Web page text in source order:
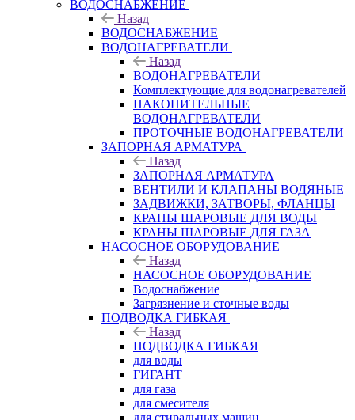
ВОДОСНАБЖЕНИЕ
Назад
ВОДОСНАБЖЕНИЕ
ВОДОНАГРЕВАТЕЛИ
Назад
ВОДОНАГРЕВАТЕЛИ
Комплектующие для водонагревателей
НАКОПИТЕЛЬНЫЕ
ВОДОНАГРЕВАТЕЛИ
ПРОТОЧНЫЕ ВОДОНАГРЕВАТЕЛИ
ЗАПОРНАЯ АРМАТУРА
Назад
ЗАПОРНАЯ АРМАТУРА
ВЕНТИЛИ И КЛАПАНЫ ВОДЯНЫЕ
ЗАДВИЖКИ, ЗАТВОРЫ, ФЛАНЦЫ
КРАНЫ ШАРОВЫЕ ДЛЯ ВОДЫ
КРАНЫ ШАРОВЫЕ ДЛЯ ГАЗА
НАСОСНОЕ ОБОРУДОВАНИЕ
Назад
НАСОСНОЕ ОБОРУДОВАНИЕ
Водоснабжение
Загрязнение и сточные воды
ПОДВОДКА ГИБКАЯ
Назад
ПОДВОДКА ГИБКАЯ
для воды
ГИГАНТ
для газа
для смесителя
для стиральных машин